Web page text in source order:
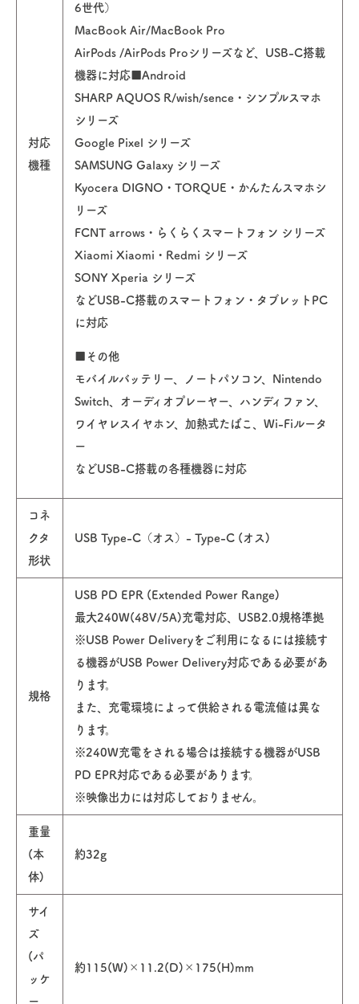
対応
機種
6世代）
MacBook Air/MacBook Pro
AirPods /AirPods Proシリーズなど、USB-C搭載
機器に対応■Android
SHARP AQUOS R/wish/sence・シンプルスマホ
シリーズ
Google Pixel シリーズ
SAMSUNG Galaxy シリーズ
Kyocera DIGNO・TORQUE・かんたんスマホシ
リーズ
FCNT arrows・らくらくスマートフォン シリーズ
Xiaomi Xiaomi・Redmi シリーズ
SONY Xperia シリーズ
などUSB-C搭載のスマートフォン・タブレットPC
に対応
■その他
モバイルバッテリー、ノートパソコン、Nintendo
Switch、オーディオプレーヤー、ハンディファン、
ワイヤレスイヤホン、加熱式たばこ、Wi-Fiルータ
ー
などUSB-C搭載の各種機器に対応
コネ
クタ
形状
USB Type-C（オス）- Type-C (オス)
規格
USB PD EPR (Extended Power Range)
最大240W(48V/5A)充電対応、USB2.0規格準拠
※USB Power Deliveryをご利用になるには接続す
る機器がUSB Power Delivery対応である必要があ
ります。
また、充電環境によって供給される電流値は異な
ります。
※240W充電をされる場合は接続する機器がUSB
PD EPR対応である必要があります。
※映像出力には対応しておりません。
重量
(本
体)
約32g
サイ
ズ
(パ
ッケ
ー
約115(W)×11.2(D)×175(H)mm